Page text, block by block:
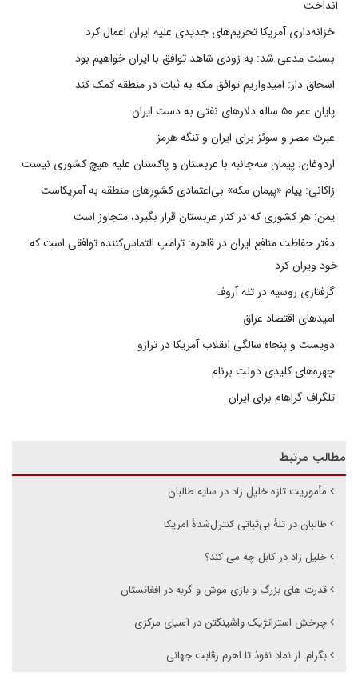
انداخت
خزانه‌داری آمریکا تحریم‌های جدیدی علیه ایران اعمال کرد
بسنت مدعی شد: به زودی شاهد توافق با ایران خواهیم بود
اسحاق دار: امیدواریم توافق مکه به ثبات در منطقه کمک کند
پایان عمر ۵۰ ساله دلارهای نفتی به دست ایران
عبرت مصر و سوئز برای ایران و تنگه هرمز
اردوغان: پیمان سه‌جانبه با عربستان و پاکستان علیه هیچ کشوری نیست
زاکانی: پیام «پیمان مکه» بی‌اعتمادی کشورهای منطقه به آمریکاست
یمن: هر کشوری که در کنار عربستان قرار بگیرد، متجاوز است
دفتر حفاظت منافع ایران در قاهره: ترامپ التماس‌کننده توافقی است که
خود ویران کرد
گرفتاری روسیه در تله آزوف
امیدهای اقتصاد عراق
دویست و پنجاه سالگی انقلاب آمریکا در ترازو
چهره‌های کلیدی دولت برنام
تلگراف گراهام برای ایران
مطالب مرتبط
مأموریت تازه خلیل زاد در سایه طالبان
طالبان در تلهٔ بی‌ثباتی کنترل‌شدهٔ امریکا
خلیل زاد در کابل چه می کند؟
قدرت های بزرگ و بازی موش و گربه در افغانستان
چرخش استراتژیک واشینگتن در آسیای مرکزی
بگرام: از نماد نفوذ تا اهرم رقابت جهانی